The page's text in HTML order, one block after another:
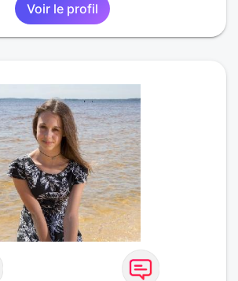
Voir le profil